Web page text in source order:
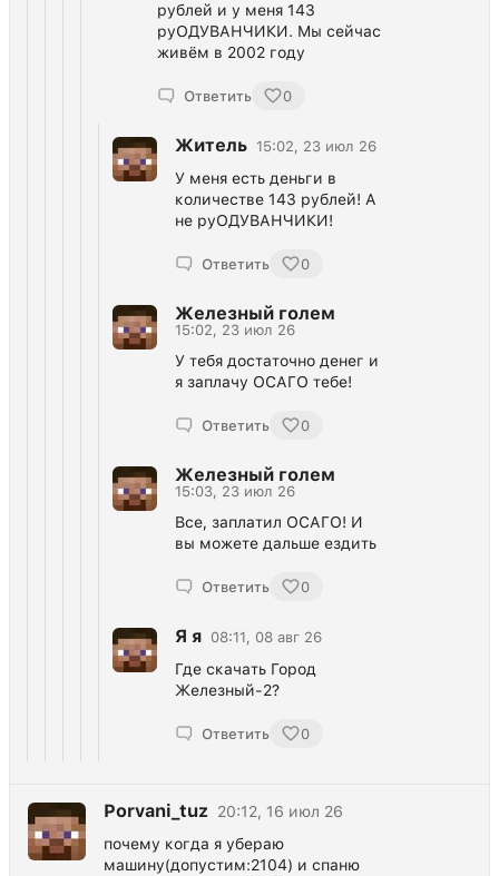
рублей и у меня 143
руОДУВАНЧИКИ. Мы сейчас
живём в 2002 году
Ответить 0
Житель 15:02, 23 июл 26
У меня есть деньги в
количестве 143 рублей! А
не руОДУВАНЧИКИ!
Ответить 0
Железный голем
15:02, 23 июл 26
У тебя достаточно денег и
я заплачу ОСАГО тебе!
Ответить 0
Железный голем
15:03, 23 июл 26
Все, заплатил ОСАГО! И
вы можете дальше ездить
Ответить 0
Я я 08:11, 08 авг 26
Где скачать Город
Железный-2?
Ответить 0
Porvani_tuz 20:12, 16 июл 26
почему когда я убераю
машину(допустим:2104) и спаню